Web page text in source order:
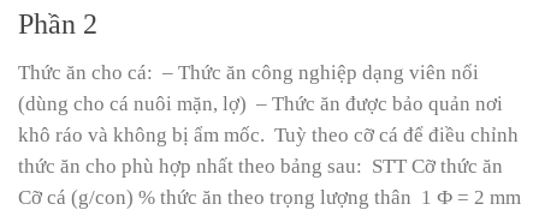
Phần 2
Thức ăn cho cá: – Thức ăn công nghiệp dạng viên nổi
(dùng cho cá nuôi mặn, lợ) – Thức ăn được bảo quản nơi
khô ráo và không bị ẩm mốc. Tuỳ theo cỡ cá để điều chỉnh
thức ăn cho phù hợp nhất theo bảng sau: STT Cỡ thức ăn
Cỡ cá (g/con) % thức ăn theo trọng lượng thân 1 Ф = 2 mm